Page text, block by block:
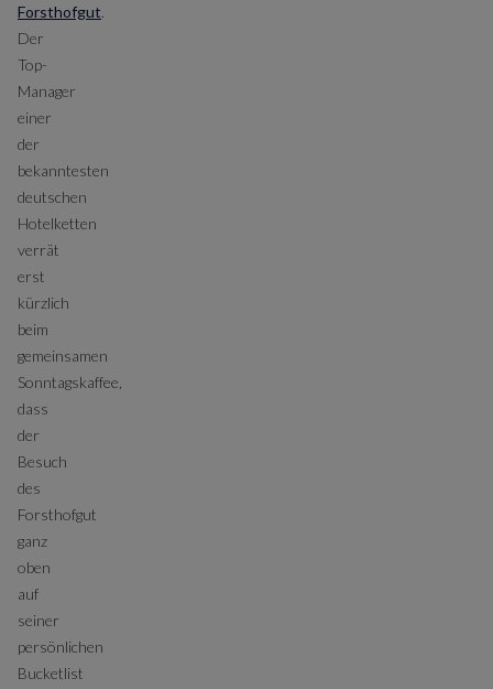
Forsthofgut
Der
Top-
Manager
einer
der
bekanntesten
deutschen
Hotelketten
verrät
erst
kürzlich
beim
gemeinsamen
Sonntagskaffee,
dass
der
Besuch
des
Forsthofgut
ganz
oben
auf
seiner
persönlichen
Bucketlist